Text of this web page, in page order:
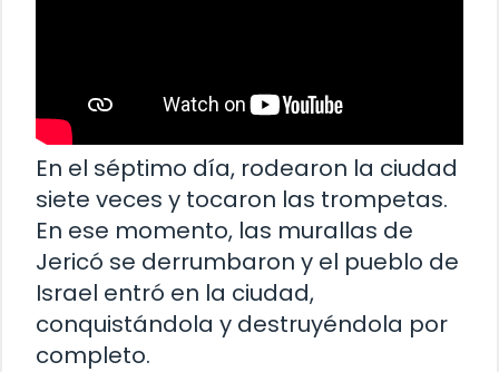
En el séptimo día, rodearon la ciudad
siete veces y tocaron las trompetas.
En ese momento, las murallas de
Jericó se derrumbaron y el pueblo de
Israel entró en la ciudad,
conquistándola y destruyéndola por
completo.